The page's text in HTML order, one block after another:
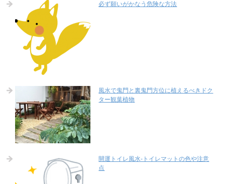
必ず願いがかなう危険な方法
風水で鬼門と裏鬼門方位に植えるべきドク
ター観葉植物
開運トイレ風水-トイレマットの色や注意
点